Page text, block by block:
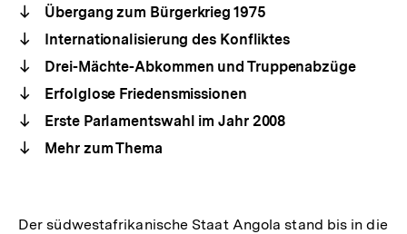
Übergang zum Bürgerkrieg 1975
Internationalisierung des Konfliktes
Drei-Mächte-Abkommen und Truppenabzüge
Erfolglose Friedensmissionen
Erste Parlamentswahl im Jahr 2008
Mehr zum Thema
Der südwestafrikanische Staat Angola stand bis in die